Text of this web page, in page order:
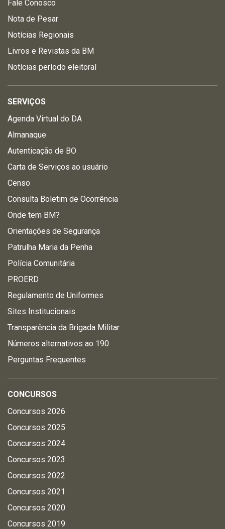
Fale Conosco
Nota de Pesar
Notícias Regionais
Livros e Revistas da BM
Notícias período eleitoral
SERVIÇOS
Agenda Virtual do DA
Almanaque
Autenticação de BO
Carta de Serviços ao usuário
Censo
Consulta Boletim de Ocorrência
Onde tem BM?
Orientações de Segurança
Patrulha Maria da Penha
Polícia Comunitária
PROERD
Regulamento de Uniformes
Sites Institucionais
Transparência da Brigada Militar
Números alternativos ao 190
Perguntas Frequentes
CONCURSOS
Concursos 2026
Concursos 2025
Concursos 2024
Concursos 2023
Concursos 2022
Concursos 2021
Concursos 2020
Concursos 2019